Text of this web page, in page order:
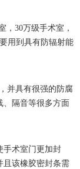
，30万级手术室，
用到具有防辐射能
并具有很强的防腐
、隔音等很多方面
术室门更加封
且该橡胶密封条需